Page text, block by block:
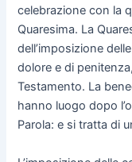
celebrazione con la
Quaresima. La
dell’imposizione
dolore e di
Testamento. La
hanno luogo dopo
Parola: e si tratta di